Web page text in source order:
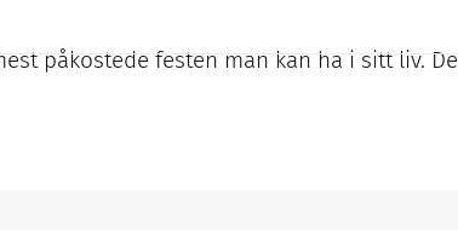
påkostede festen man kan ha i sitt liv. De